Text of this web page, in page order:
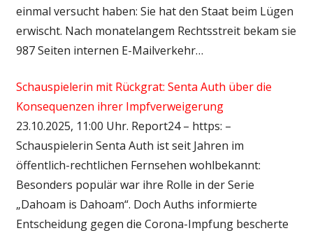
einmal versucht haben: Sie hat den Staat beim Lügen
erwischt. Nach monatelangem Rechtsstreit bekam sie
987 Seiten internen E-Mailverkehr…
Schauspielerin mit Rückgrat: Senta Auth über die
Konsequenzen ihrer Impfverweigerung
23.10.2025, 11:00 Uhr. Report24 – https: –
Schauspielerin Senta Auth ist seit Jahren im
öffentlich-rechtlichen Fernsehen wohlbekannt:
Besonders populär war ihre Rolle in der Serie
„Dahoam is Dahoam“. Doch Auths informierte
Entscheidung gegen die Corona-Impfung bescherte